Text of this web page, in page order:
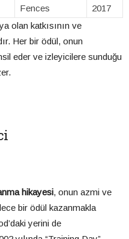
Fences
2017
olan katkısının ve
Her bir ödül, onun
eder ve izleyicilere sunduğu
hikayesi, onun azmi ve
bir ödül kazanmakla
yerini de